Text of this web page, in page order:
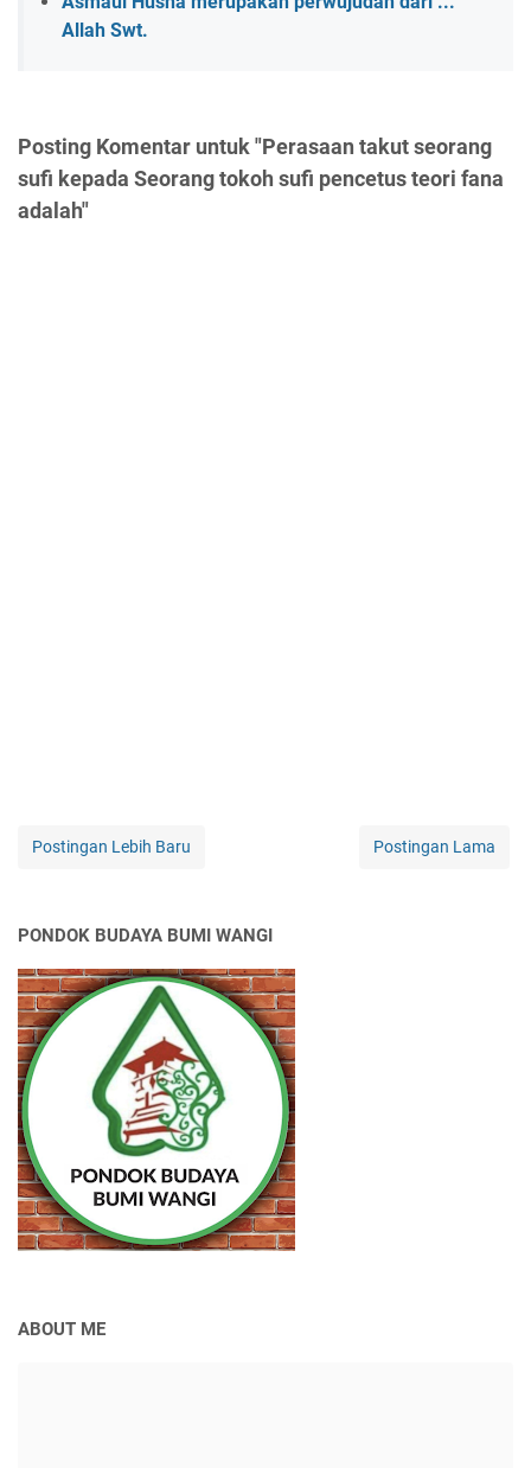
Allah Swt.
Posting Komentar untuk "Perasaan takut seorang
sufi kepada Seorang tokoh sufi pencetus teori fana
adalah"
Postingan Lebih Baru Postingan Lama
PONDOK BUDAYA BUMI WANGI
ABOUT ME